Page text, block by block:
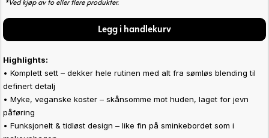
*Ved kjøp av to eller flere produkter.
Legg i handlekurv
Highlights:
• Komplett sett – dekker hele rutinen med alt fra sømløs blending til
definert detalj
• Myke, veganske koster – skånsomme mot huden, laget for jevn
påføring
• Funksjonelt & tidløst design – like fin på sminkebordet som i